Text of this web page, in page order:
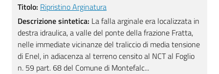
Titolo: Ripristino Arginatura
Descrizione sintetica: La falla arginale era localizzata in
destra idraulica, a valle del ponte della frazione Fratta,
nelle immediate vicinanze del traliccio di media tensione
di Enel, in adiacenza al terreno censito al NCT al Foglio
n. 59 part. 68 del Comune di Montefalc...